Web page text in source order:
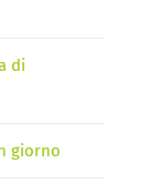
di
giorno